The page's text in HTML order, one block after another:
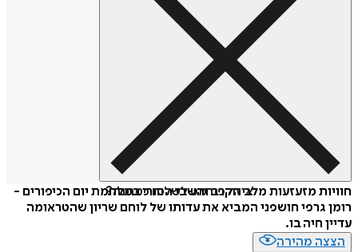
איזה פורמט לשלוח כמתנה?
חוויות מזעזעות מלב הקרב והשבי הסורי במלחמת יום הכיפורים -
רומן גרפי חושפני המביא את עדותו של לוחם שריון שהטראומה
עדיין חיה בו.
הצצה מהירה